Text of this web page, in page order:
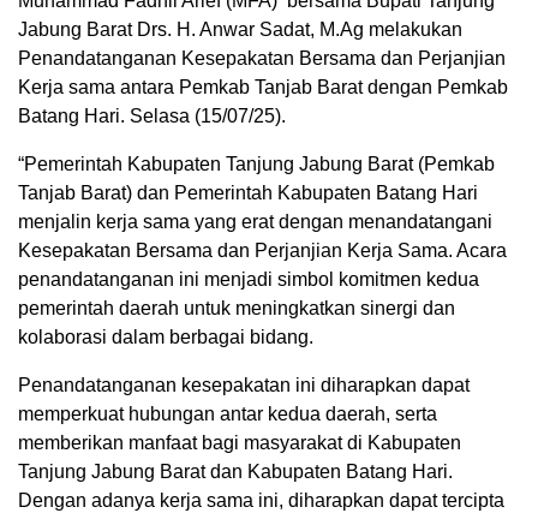
Jabung Barat Drs. H. Anwar Sadat, M.Ag melakukan
Penandatanganan Kesepakatan Bersama dan Perjanjian
Kerja sama antara Pemkab Tanjab Barat dengan Pemkab
Batang Hari. Selasa (15/07/25).
“Pemerintah Kabupaten Tanjung Jabung Barat (Pemkab
Tanjab Barat) dan Pemerintah Kabupaten Batang Hari
menjalin kerja sama yang erat dengan menandatangani
Kesepakatan Bersama dan Perjanjian Kerja Sama. Acara
penandatanganan ini menjadi simbol komitmen kedua
pemerintah daerah untuk meningkatkan sinergi dan
kolaborasi dalam berbagai bidang.
Penandatanganan kesepakatan ini diharapkan dapat
memperkuat hubungan antar kedua daerah, serta
memberikan manfaat bagi masyarakat di Kabupaten
Tanjung Jabung Barat dan Kabupaten Batang Hari.
Dengan adanya kerja sama ini, diharapkan dapat tercipta